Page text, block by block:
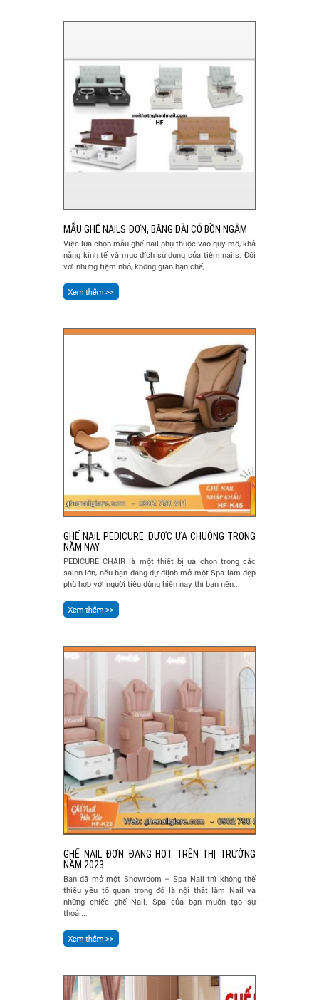
MẪU GHẾ NAILS ĐƠN, BĂNG DÀI CÓ BỒN NGÂM
Việc lựa chọn mẫu ghế nail phụ thuộc vào quy mô, khả
năng kinh tế và mục đích sử dụng của tiệm nails. Đối
với những tiệm nhỏ, không gian hạn chế,...
GHẾ NAIL PEDICURE ĐƯỢC ƯA CHUỘNG TRONG
NĂM NAY
PEDICURE CHAIR là một thiết bị ưa chọn trong các
salon lớn, nếu bạn đang dự điịnh mở một Spa làm đẹp
phù hợp với người tiêu dùng hiện nay thì bạn nên...
GHẾ NAIL ĐƠN ĐANG HOT TRÊN THỊ TRƯỜNG
NĂM 2023
Bạn đã mở một Showroom – Spa Nail thì không thể
thiếu yếu tố quan trọng đó là nội thất làm Nail và
những chiếc ghế Nail. Spa của bạn muốn tạo sự
thoải...